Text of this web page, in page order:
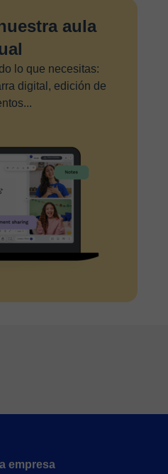
aula
lo que necesitas:
digital, edición de
empresa